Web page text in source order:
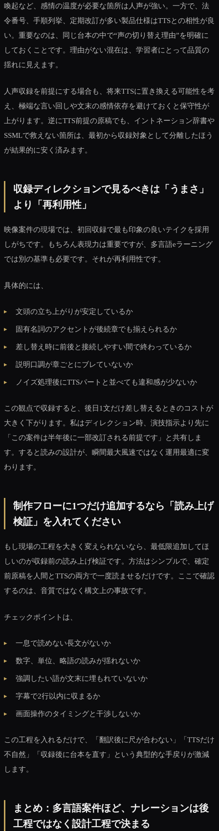
喚起など、感情の温度が必要な箇所は人声が強い。一方で、法
令番号、手順列挙、定期改訂が多い製品仕様はTTSとの相性が良
い。重要なのは、同じ台本の中で“声の切り替え理由”を明確に
しておくことです。理由がない混在は、学習者にとって品質の
揺れに見えます。
人声収録を前提にする場合も、将来TTSに置き換える可能性を考
え、極端な言い回しや文末の感情依存を避けておくと保守性が
上がります。逆にTTS前提の原稿でも、イントネーション辞書や
SSMLで救えない箇所は、最初から収録対象として分離したほう
が結果的に安く済みます。
収録ディレクションで見るべきは「うまさ」
より「再利用性」
映像案件の現場では、初回収録で最も印象の良いテイクを採用
しがちです。もちろん表現力は重要ですが、多言語eラーニング
では別の基準も必要です。それが再利用性です。
具体的には、
文頭の立ち上がりが安定しているか
固有名詞のアクセントが後続章でも揃えられるか
差し替え時に前後と接続しやすい間で終わっているか
説明口調が章ごとにブレていないか
ノイズ処理後にTTSパートと並べても違和感が少ないか
この観点で収録すると、後日1文だけ差し替えるときのコストが
大きく下がります。私はディレクション時、演技指示より先に
「この案件は半年後に一部改訂される前提です」と共有しま
す。すると読みの設計が、瞬間最大風速ではなく運用最適に変
わります。
制作フローに1つだけ追加するなら「読み上げ
検証」を入れてください
もし現場の工程を大きく変えられないなら、最低限追加してほ
しいのが収録前の読み上げ検証です。方法はシンプルで、確定
前原稿を人間とTTSの両方で一度読ませるだけです。ここで確認
するのは、音質ではなく構文上の事故です。
チェックポイントは、
一息で読めない長文がないか
数字、単位、略語の読みが揺れないか
強調したい語が文末に埋もれていないか
字幕で2行以内に収まるか
画面操作のタイミングと干渉しないか
この工程を入れるだけで、「翻訳後に尺が合わない」「TTSだけ
不自然」「収録後に台本を直す」という典型的な手戻りが激減
します。
まとめ：多言語案件ほど、ナレーションは後
工程ではなく設計工程で決まる